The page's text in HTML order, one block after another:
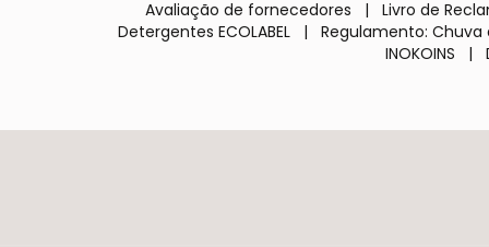
Avaliação de fornecedores | Livro de
Detergentes ECOLABEL | Regulamento: Chuva
INOKOINS |